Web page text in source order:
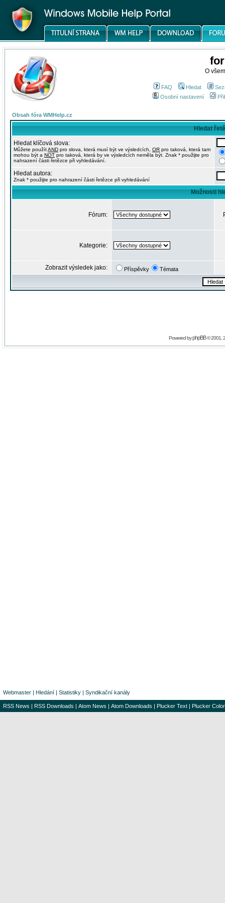
O
FAQ Hledat
Osobní nastavení
Obsah fóra WMHelp.cz
Hledat
Hledat klíčová slova:
Můžete použítAND pro slova, která musí být ve výsledcích, OR pro taková, která tam
mohou být a NOT pro taková, která by ve výsledcích neměla být. Znak * použijte pro
nahrazení části řetězce při vyhledávání.
Hledat autora:
Znak * použijte pro nahrazení části řetězce při vyhledávání
Možnosti
Fórum:
Kategorie:
Zobrazit výsledek jako: Příspěvky Témata
Powered byphpBB© 2001,
Webmaster | Hledání | Statistiky | Syndikační kanály
RSS News | RSS Downloads | Atom News | Atom Downloads | Plucker Text | Plucker Color